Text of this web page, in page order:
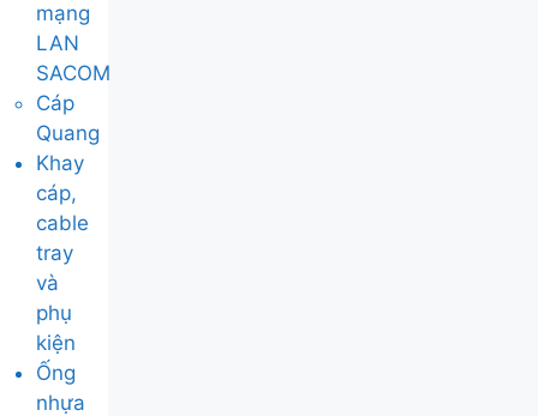
mạng
LAN
SACOM
Cáp
Quang
Khay
cáp,
cable
tray
và
phụ
kiện
Ống
nhựa